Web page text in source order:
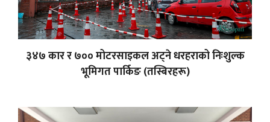
३४७ कार र ७०० मोटरसाइकल अट्ने धरहराको निःशुल्क
भूमिगत पार्किङ (तस्बिरहरू)